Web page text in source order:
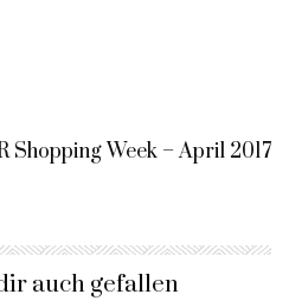
Shopping Week – April 2017
auch gefallen